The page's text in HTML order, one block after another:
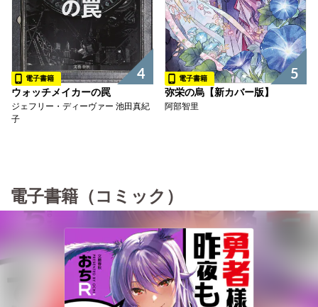
4
電子書籍
ウォッチメイカーの罠
ジェフリー・ディーヴァー 池田真紀
子
5
電子書籍
弥栄の烏【新カバー版】
阿部智里
電子書籍（コミック）